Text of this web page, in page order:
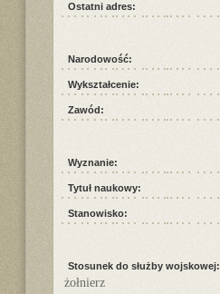
Ostatni adres:
Narodowość:
Wykształcenie:
Zawód:
Wyznanie:
Tytuł naukowy:
Stanowisko:
Stosunek do służby wojskowej:
żołnierz